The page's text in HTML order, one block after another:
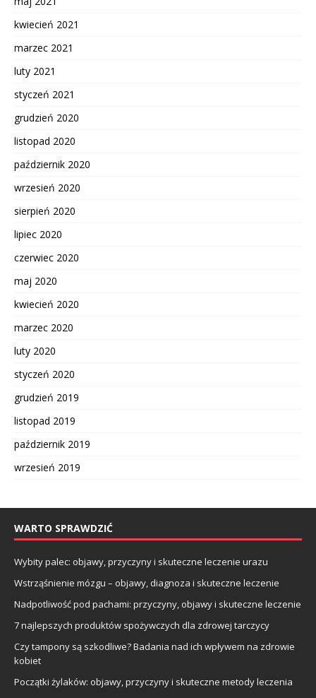
kwiecień 2021
marzec 2021
luty 2021
styczeń 2021
grudzień 2020
listopad 2020
październik 2020
wrzesień 2020
sierpień 2020
lipiec 2020
czerwiec 2020
maj 2020
kwiecień 2020
marzec 2020
luty 2020
styczeń 2020
grudzień 2019
listopad 2019
październik 2019
wrzesień 2019
WARTO SPRAWDZIĆ
Wybity palec: objawy, przyczyny i skuteczne leczenie urazu
Wstrząśnienie mózgu – objawy, diagnoza i skuteczne leczenie
Nadpotliwość pod pachami: przyczyny, objawy i skuteczne leczenie
7 najlepszych produktów spożywczych dla zdrowej tarczycy
Czy tampony są szkodliwe? Badania nad ich wpływem na zdrowie
kobiet
Początki żylaków: objawy, przyczyny i skuteczne metody leczenia